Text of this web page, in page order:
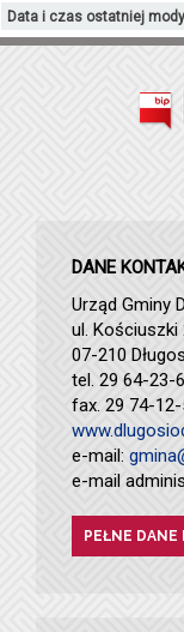
Data i czas ostatniej
DANE
Urząd Gminy
ul. Kościuszki
07-210
tel. 29 64-23-
fax. 29 74-12-
e-mail:
e-mail
PEŁNE